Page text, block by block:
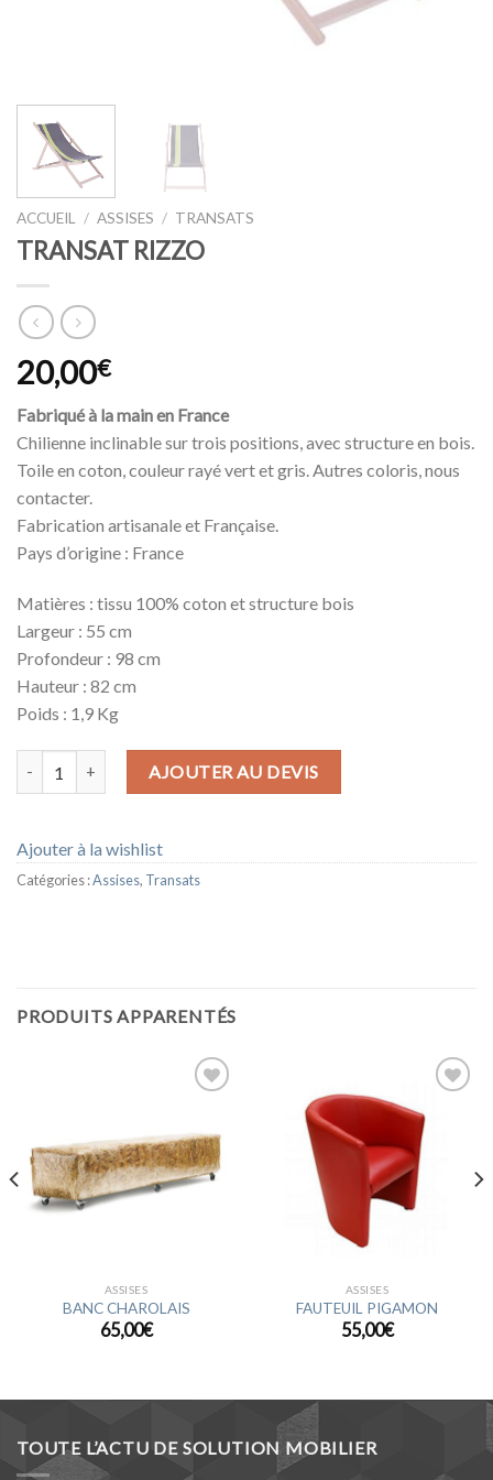
ACCUEIL / ASSISES / TRANSATS
TRANSAT RIZZO
20,00€
Fabriqué à la main en France
Chilienne inclinable sur trois positions, avec structure en bois.
Toile en coton, couleur rayé vert et gris. Autres coloris, nous
contacter.
Fabrication artisanale et Française.
Pays d’origine : France
Matières : tissu 100% coton et structure bois
Largeur : 55 cm
Profondeur : 98 cm
Hauteur : 82 cm
Poids : 1,9 Kg
quantité de TRANSAT RIZZOAJOUTER AU DEVIS
Ajouter à la wishlist
Catégories :Assises, Transats
PRODUITS APPARENTÉS
wishlist
ASSISES
BANC CHAROLAIS
65,00€
wishlist
ASSISES
FAUTEUIL PIGAMON
55,00€
TOUTE L’ACTU DE SOLUTION MOBILIER